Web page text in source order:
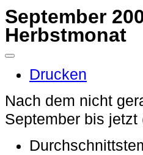
September
Herbstmonat
Drucken
Nach dem nicht
September bis